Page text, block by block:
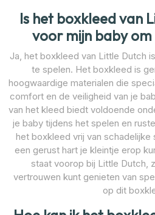
Is het boxkleed van
voor mijn baby om
Ja, het boxkleed van Little Dutch
te spelen. Het boxkleed is
hoogwaardige materialen die
comfort en de veiligheid van je
van het kleed biedt voldoende
je baby tijdens het spelen en
het boxkleed vrij van
een gerust hart je kleintje erop
staat voorop bij Little Dutch,
vertrouwen kunt genieten van
op dit